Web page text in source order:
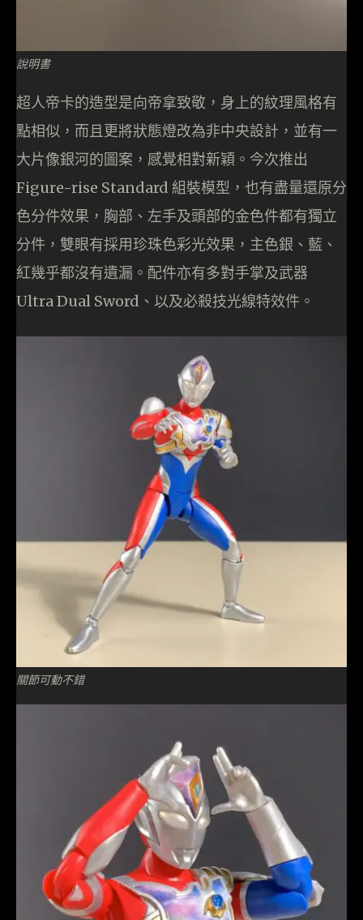
說明書
超人帝卡的造型是向帝拿致敬，身上的紋理風格有
點相似，而且更將狀態燈改為非中央設計，並有一
大片像銀河的圖案，感覺相對新穎。今次推出
Figure-rise Standard 組裝模型，也有盡量還原分
色分件效果，胸部、左手及頭部的金色件都有獨立
分件，雙眼有採用珍珠色彩光效果，主色銀、藍、
紅幾乎都沒有遺漏。配件亦有多對手掌及武器
Ultra Dual Sword、以及必殺技光線特效件。
關節可動不錯